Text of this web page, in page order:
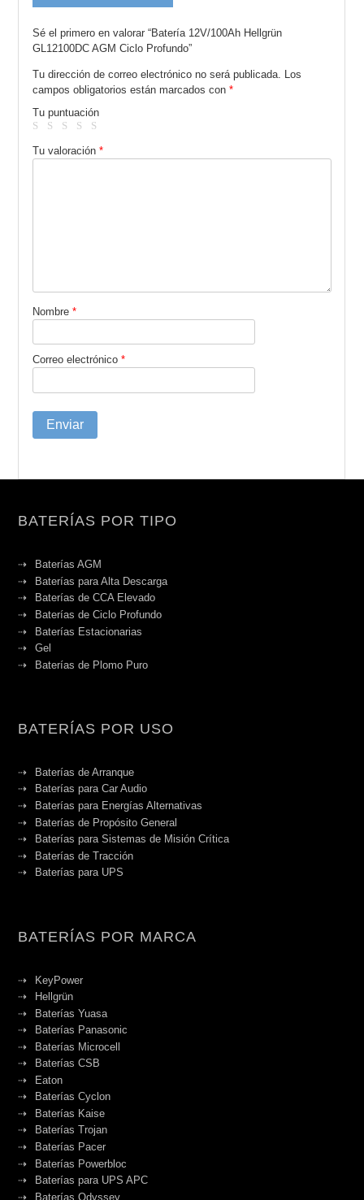
Sé el primero en valorar “Batería 12V/100Ah Hellgrün
GL12100DC AGM Ciclo Profundo”
Tu dirección de correo electrónico no será publicada. Los
campos obligatorios están marcados con*
Tu puntuación
Tu valoración*
Nombre*
Correo electrónico*
BATERÍAS POR TIPO
Baterías AGM
Baterías para Alta Descarga
Baterías de CCA Elevado
Baterías de Ciclo Profundo
Baterías Estacionarias
Gel
Baterías de Plomo Puro
BATERÍAS POR USO
Baterías de Arranque
Baterías para Car Audio
Baterías para Energías Alternativas
Baterías de Propósito General
Baterías para Sistemas de Misión Crítica
Baterías de Tracción
Baterías para UPS
BATERÍAS POR MARCA
KeyPower
Hellgrün
Baterías Yuasa
Baterías Panasonic
Baterías Microcell
Baterías CSB
Eaton
Baterías Cyclon
Baterías Kaise
Baterías Trojan
Baterías Pacer
Baterías Powerbloc
Baterías para UPS APC
Baterías Odyssey